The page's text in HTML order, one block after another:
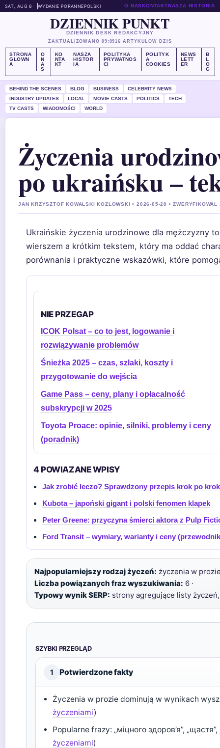
SAT, AUG 8 WYDANIE PORANNEPOLSKI O NASKONTAKTNASZA HISTORIA
DZIENNIK PUNKT
DZIENNIK DESK REDAKCYJNY
ZAKTUALIZOWANO 09:0916 ARTYKULOW DZIS
STRONA
GLOWN
A
O
N
A
S
KO
NTA
KT
NASZA
HISTOR
IA
POLITYKA
PRYWATNOS
CI
POLITYK
A
COOKIES
NEWS
LETT
ER
B
L
O
G
BEHIND THE SCENES BLOG BUSINESS
CELEBRITY NEWS
INDUSTRY UPDATES
LOCAL MOVIE CASTS POLITICS
TECH
TV CASTS
WIADOMOŚCI WORLD
Życzenia
po ukraińsku –
JAN KRZYSZTOF KOWALSKI KOZLOWSKI • 2026-05-20 • ZWERYFIKOWAL
Ukraińskie życzenia urodzinowe dla mężczyzny
wierszem a krótkim tekstem, który ma oddać
porównania i praktyczne wskazówki, które
NIE PRZEGAP
ICOK Polsat – co to jest, logowanie i
rozwiązywanie problemów
Śnieżka 2025 – czas, szlaki, koszty i
przygotowanie do wejścia
Game Pass – ceny, plany i opłacalność
subskrypcji w 2025
Toyota Proace: opinie, silniki, problemy i ceny
(poradnik)
4 POWIAZANE WPISY
Jak zrobić leczo? Sprawdzony przepis krok po
Kubota – japoński gigant i polski fenomen klapek
Peter Greene: przyczyna śmierci aktora z Pulp
Ford Transit – wymiary, warianty i ceny
Najpopularniejszy rodzaj życzeń: życzenia w
Liczba powiązanych fraz wyszukiwania: 6 ·
Typowy wynik SERP: strony agregujące listy
SZYBKI PRZEGLĄD
1 Potwierdzone fakty
Życzenia w prozie dominują w wynikach
życzeniami)
Popularne frazy: „міцного здоров’я”, „щастя”,
życzeniami)